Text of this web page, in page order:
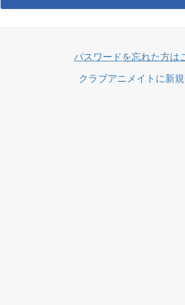
パスワードを忘れた方は
クラブアニメイトに新